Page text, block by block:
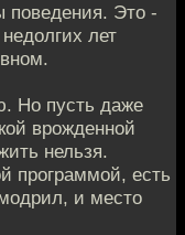
поведения. Это -
лет
Но пусть даже
врожденной
нельзя.
программой, есть
и место